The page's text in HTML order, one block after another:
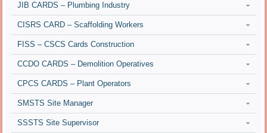
JIB CARDS – Plumbing Industry
CISRS CARD – Scaffolding Workers
FISS – CSCS Cards Construction
CCDO CARDS – Demolition Operatives
CPCS CARDS – Plant Operators
SMSTS Site Manager
SSSTS Site Supervisor